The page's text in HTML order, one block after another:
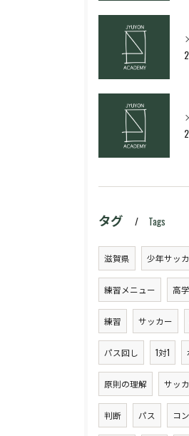
タグ Tags
滋賀県 少年サッ
練習メニュー 高
練習 サッカー
パス回し 1対1
原則の理解 サッ
判断 パス コ